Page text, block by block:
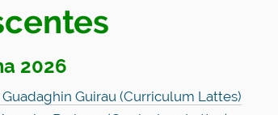
2026
Guadaghin Guirau (Curriculum Lattes)